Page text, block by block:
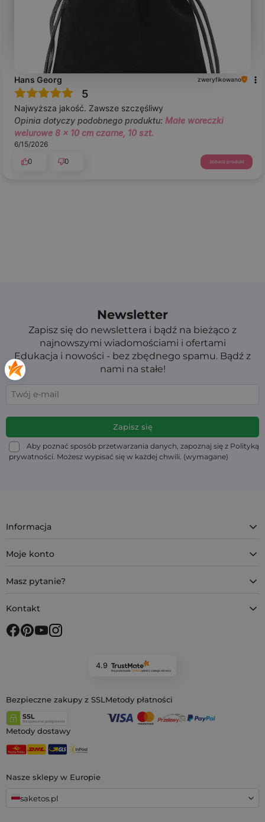
Hans Georg zweryfikowano
5
Najwyższa jakość. Zawsze szczęśliwy
Opinia dotyczy podobnego produktu: Małe woreczki
welurowe 8 x 10 cm czarne, 10 szt.
6/15/2026
0
0 zobacz produkt
Newsletter
Zapisz się do newslettera i bądź na bieżąco z
najnowszymi wiadomościami i ofertami
Edukacja i nowości - bez zbędnego spamu. Bądź z
nami na stałe!
Aby poznać sposób przetwarzania danych, zapoznaj się z Polityką
prywatności. Możesz wypisać się w każdej chwili. (wymagane)
Nasze sklepy w Europie
saketos.pl
Informacja
Moje konto
Masz pytanie?
Kontakt
4.9
Na podstawie 11 902opiniiz całego okresu
Bezpieczne zakupy z SSLMetody płatności
Metody dostawy